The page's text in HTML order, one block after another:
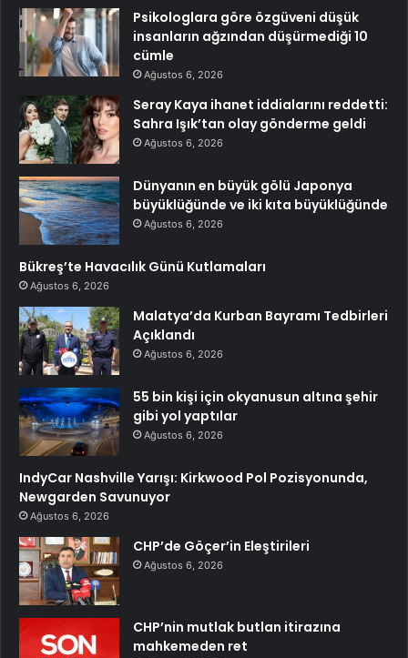
Psikologlara göre özgüveni düşük
insanların ağzından düşürmediği 10
cümle
Ağustos 6, 2026
Seray Kaya ihanet iddialarını reddetti:
Sahra Işık’tan olay gönderme geldi
Ağustos 6, 2026
Dünyanın en büyük gölü Japonya
büyüklüğünde ve iki kıta büyüklüğünde
Ağustos 6, 2026
Bükreş’te Havacılık Günü Kutlamaları
Ağustos 6, 2026
Malatya’da Kurban Bayramı Tedbirleri
Açıklandı
Ağustos 6, 2026
55 bin kişi için okyanusun altına şehir
gibi yol yaptılar
Ağustos 6, 2026
IndyCar Nashville Yarışı: Kirkwood Pol Pozisyonunda,
Newgarden Savunuyor
Ağustos 6, 2026
CHP’de Göçer’in Eleştirileri
Ağustos 6, 2026
CHP’nin mutlak butlan itirazına
mahkemeden ret